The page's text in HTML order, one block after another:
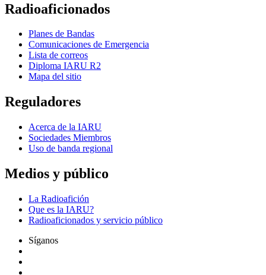
Radioaficionados
Planes de Bandas
Comunicaciones de Emergencia
Lista de correos
Diploma IARU R2
Mapa del sitio
Reguladores
Acerca de la IARU
Sociedades Miembros
Uso de banda regional
Medios y público
La Radioafición
Que es la IARU?
Radioaficionados y servicio público
Síganos